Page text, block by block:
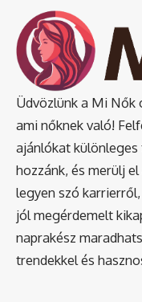
Üdvözlünk a Mi Nők
ami nőknek való!
ajánlókat
hozzánk, és merülj
legyen szó
jól megérdemelt
naprakész
trendekkel és